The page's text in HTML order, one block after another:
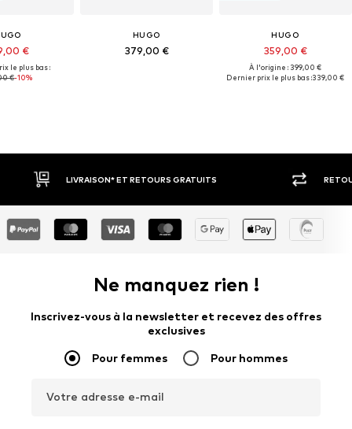
€
le plus bas :
€-10%
HUGO
379,00 €
HUGO
359,00 €
À l'origine : 399,00 €
Dernier prix le plus bas :339,00 €
RETOUR SOUS 30 JOURS LARGE
Ne manquez rien !
Inscrivez-vous à la newsletter et recevez des offres
exclusives
Pour femmes Pour hommes
Votre adresse e-mail